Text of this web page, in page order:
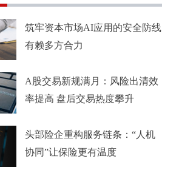
筑牢资本市场AI应用的安全防线
有赖多方合力
A股交易新规满月：风险出清效
率提高 盘后交易热度攀升
头部险企重构服务链条：“人机
协同”让保险更有温度